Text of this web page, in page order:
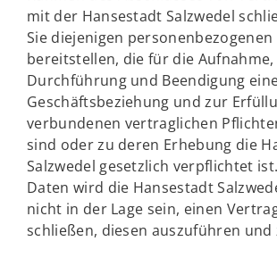
mit der Hansestadt Salzwedel
Sie diejenigen personenbezogenen
bereitstellen, die für die Aufnahme,
Durchführung und Beendigung
Geschäftsbeziehung und zur
verbundenen vertraglichen
sind oder zu deren Erhebung die
Salzwedel gesetzlich verpflichtet
Daten wird die Hansestadt
nicht in der Lage sein, einen
schließen, diesen auszuführen und